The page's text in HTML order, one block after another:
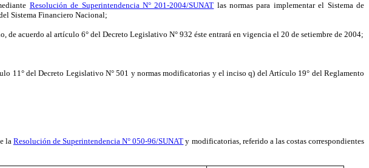
Resolución de Superintendencia N° 201-2004/SUNAT las normas para implementar el Sistema de
Sistema Financiero Nacional;
acuerdo al artículo 6° del Decreto Legislativo N° 932 éste entrará en vigencia el 20 de setiembre de 2004;
11° del Decreto Legislativo N° 501 y normas modificatorias y el inciso q) del Artículo 19° del Reglamento
laResolución de Superintendencia N° 050-96/SUNAT y modificatorias, referido a las costas correspondientes